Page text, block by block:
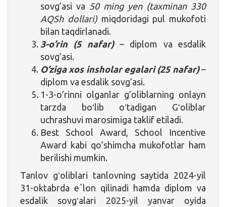
sovg’asi va 50 ming yen (taxminan 330
AQSh dollari)miqdoridagi pul mukofoti
bilan taqdirlanadi.
3-o’rin (5 nafar)– diplom va esdalik
sovg’asi.
O’ziga xos insholar egalari (25 nafar) –
diplom va esdalik sovg’asi.
1-3-o’rinni olganlar g’oliblarning onlayn
tarzda boʻlib oʻtadigan Gʻoliblar
uchrashuvi marosimiga taklif etiladi.
Best School Award, School Incentive
Award kabi qo’shimcha mukofotlar ham
berilishi mumkin.
Tanlov gʻoliblari tanlovning saytida 2024-yil
31-oktabrda eʼlon qilinadi hamda diplom va
esdalik sovgʻalari 2025-yil yanvar oyida